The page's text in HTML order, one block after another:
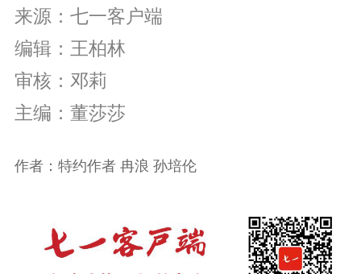
来源：七一客户端
编辑：王柏林
审核：邓莉
主编：董莎莎
作者：特约作者 冉浪 孙培伦